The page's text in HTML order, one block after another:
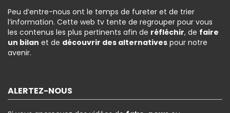
Peu d’entre-nous ont le temps de fureter et de trier
l’information. Cette web tv tente de regrouper pour vous
les contenus les plus pertinents afin de réfléchir, de faire
un bilan et de découvrir des alternatives pour notre
avenir.
ALERTEZ-NOUS